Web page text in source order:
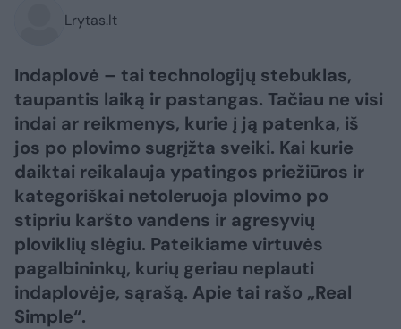
Lrytas.lt
Indaplovė – tai technologijų stebuklas,
taupantis laiką ir pastangas. Tačiau ne visi
indai ar reikmenys, kurie į ją patenka, iš
jos po plovimo sugrįžta sveiki. Kai kurie
daiktai reikalauja ypatingos priežiūros ir
kategoriškai netoleruoja plovimo po
stipriu karšto vandens ir agresyvių
ploviklių slėgiu. Pateikiame virtuvės
pagalbininkų, kurių geriau neplauti
indaplovėje, sąrašą. Apie tai rašo „Real
Simple“.